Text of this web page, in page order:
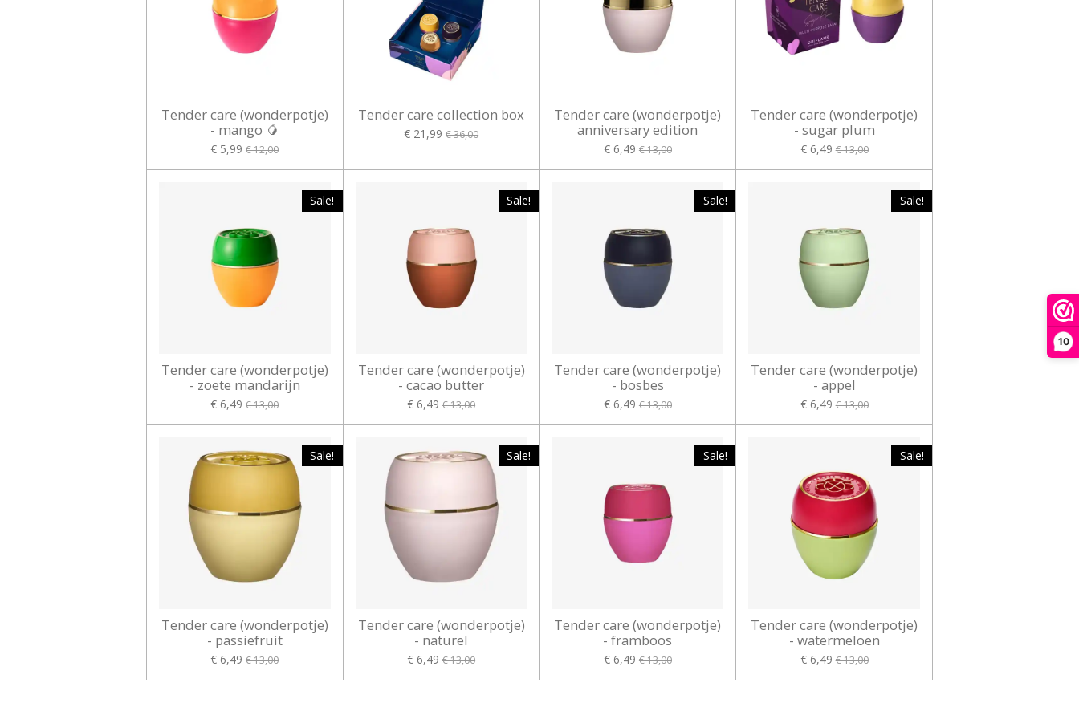
10
Tender care (wonderpotje)
- mango 🥭
€ 5,99 € 12,00
Tender care collection box
€ 21,99 € 36,00
Tender care (wonderpotje)
anniversary edition
€ 6,49 € 13,00
Tender care (wonderpotje)
- sugar plum
€ 6,49 € 13,00
Sale!
Tender care (wonderpotje)
- zoete mandarijn
€ 6,49 € 13,00
Sale!
Tender care (wonderpotje)
- cacao butter
€ 6,49 € 13,00
Sale!
Tender care (wonderpotje)
- bosbes
€ 6,49 € 13,00
Sale!
Tender care (wonderpotje)
- appel
€ 6,49 € 13,00
Sale!
Tender care (wonderpotje)
- passiefruit
€ 6,49 € 13,00
Sale!
Tender care (wonderpotje)
- naturel
€ 6,49 € 13,00
Sale!
Tender care (wonderpotje)
- framboos
€ 6,49 € 13,00
Sale!
Tender care (wonderpotje)
- watermeloen
€ 6,49 € 13,00